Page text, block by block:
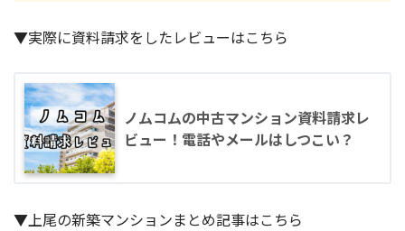
▼実際に資料請求をしたレビューはこちら
ノムコムの中古マンション資料請求レ
ビュー！電話やメールはしつこい？
▼上尾の新築マンションまとめ記事はこちら